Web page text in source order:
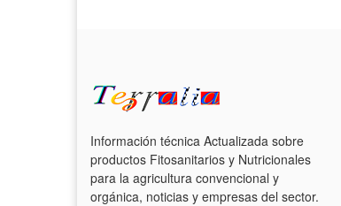
Información técnica Actualizada sobre
productos Fitosanitarios y Nutricionales
para la agricultura convencional y
orgánica, noticias y empresas del sector.